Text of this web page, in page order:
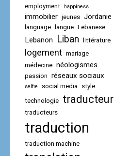
employment happiness
immobilier jeunes Jordanie
language langue Lebanese
Lebanon Liban littérature
logement mariage
médecine néologismes
passion réseaux sociaux
selfie social media style
technologie traducteur
traducteurs
traduction
traduction machine